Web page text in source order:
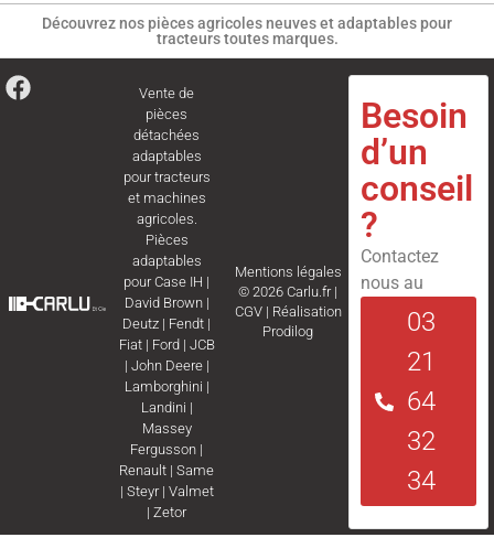
Découvrez nos pièces agricoles neuves et adaptables pour
tracteurs toutes marques.
Vente de
pièces
détachées
adaptables
pour tracteurs
et machines
agricoles.
Pièces
adaptables
pourCase IH |
David Brown|
Deutz | Fendt |
Fiat| Ford| JCB
| John Deere|
Lamborghini |
Landini |
Massey
Fergusson |
Renault |Same
| Steyr| Valmet
|Zetor
Mentions légales
© 2026 Carlu.fr |
CGV| Réalisation
Prodilog
Besoin
d’un
conseil
?
Contactez
nous au
03
21
64
32
34